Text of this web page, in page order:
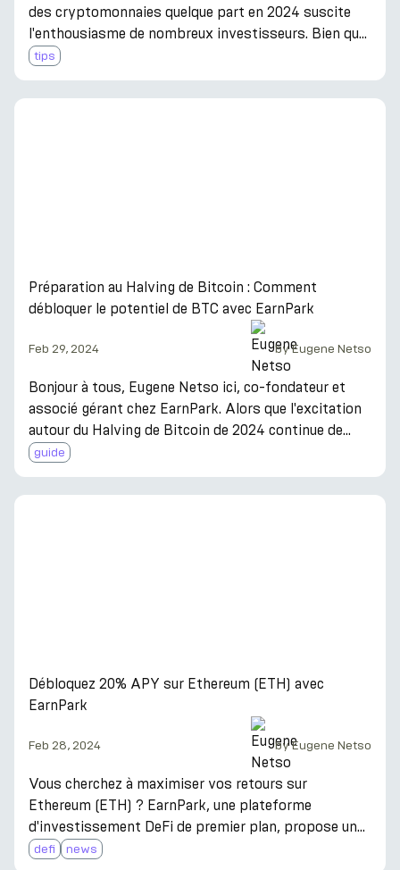
des cryptomonnaies quelque part en 2024 suscite
l'enthousiasme de nombreux investisseurs. Bien que
l'avenir reste incertain, être préparé est crucial quelle
que soit la direction du marché. EarnPark s'engage à
renforcer votre parcours crypto avec des stratégies
tips
Préparation au Halving de Bitcoin : Comment
débloquer le potentiel de BTC avec EarnPark
Feb 29, 2024 byEugene Netso
Bonjour à tous, Eugene Netso ici, co-fondateur et
associé gérant chez EarnPark. Alors que l'excitation
autour du Halving de Bitcoin de 2024 continue de
monter, il est important de reconnaître l'état actuel
du marché des cryptomonnaies. Nous avons assisté
à une hausse remarquable ces dernières semaines,
guide
Débloquez 20% APY sur Ethereum (ETH) avec
EarnPark
Feb 28, 2024 byEugene Netso
Vous cherchez à maximiser vos retours sur
Ethereum (ETH) ? EarnPark, une plateforme
d'investissement DeFi de premier plan, propose une
nouvelle stratégie avec un APY flexible de 20%. Cette
defi news